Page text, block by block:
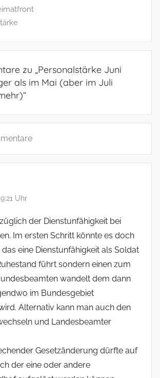
zu „Personalstärke Juni
als im Mai (aber im Juli
“
Uhr
der Dienstunfähigkeit bei
Im ersten Schritt könnte es doch
eine Dienstunfähigkeit als Soldat
führt sondern einen zum
wandelt dem dann
im Bundesgebiet
Alternativ kann man auch den
und Landesbeamter
Gesetzänderung dürfte auf
der eine oder andere